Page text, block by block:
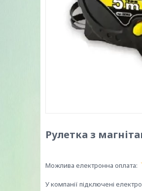
Рулетка з
У компанії підключені